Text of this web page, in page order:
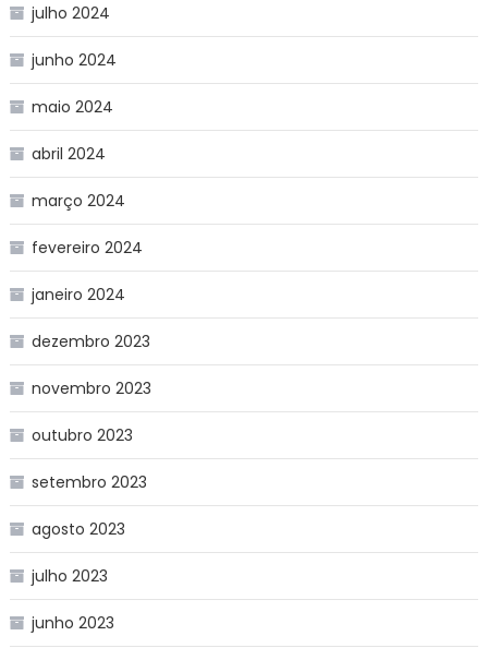
julho 2024
junho 2024
maio 2024
abril 2024
março 2024
fevereiro 2024
janeiro 2024
dezembro 2023
novembro 2023
outubro 2023
setembro 2023
agosto 2023
julho 2023
junho 2023